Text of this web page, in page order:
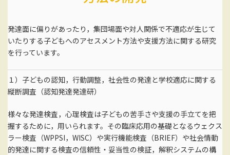
発達面に偏りがあったり，集団場面や対人関係で不適応が生じて
いたりする子どもへのアセスメント方法や支援方法に関する研究
を行っています。
１）子どもの認知，行動調整，社会性の発達と学校適応に関する
縦断調査（認知発達発達研）
様々な発達検査，心理検査は子どもの苦手さや支援の手立てを把
握するために，用いられます。その臨床応用の基礎となるウェクス
ラー検査（WPPSI，WISC）や実行機能検査（BRIEF）や社会情動
的発達に関する検査の信頼性・妥当性の検証，解釈システムの構